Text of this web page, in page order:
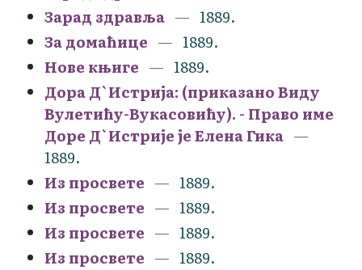
Зарад здравља
1889.
За домаћице
1889.
Нове књиге
1889.
Дора Д`Истрија: (приказано Виду
Вулетићу-Вукасовићу). - Право име
Доре Д`Истрије је Елена Гика
1889.
Из просвете
1889.
Из просвете
1889.
Из просвете
1889.
Из просвете
1889.